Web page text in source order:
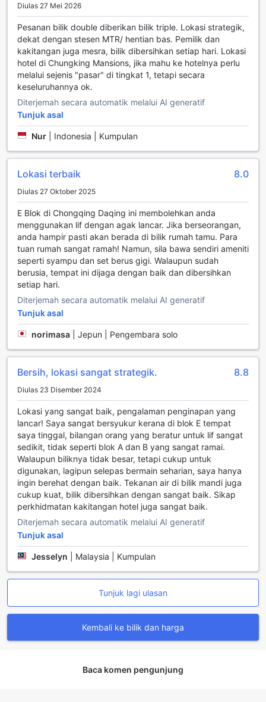
Unique Hostel di Hong Kong menawarkan pelbagai
kemudahan pengangkutan yang direka untuk memastikan
pengalaman penginapan anda selesa dan tanpa tekanan.
Salah satu ciri utama adalah perkhidmatan pemindahan
lapangan terbang yang memudahkan anda untuk tiba dan
berlepas tanpa sebarang kesulitan. Dengan pilihan untuk
menempah pemindahan secara langsung dari hostel, anda
dapat menikmati perjalanan yang lancar dari dan ke
lapangan terbang, menjadikan perjalanan anda lebih
mudah dan menyenangkan.
Selain itu, Unique Hostel turut menyediakan perkhidmatan
menarik di sekitar Hong Kong. Bagi mereka yang
memandu, terdapat juga tempat letak kereta yang
kereta percuma atau dengan caj yang dikenakan. Hostel ini
aktiviti dan lawatan, membolehkan anda merancang
pengembaraan anda dengan lebih baik. Dengan semua
kemudahan pengangkutan ini, Unique Hostel memastikan
anda dapat menikmati setiap detik di Hong Kong tanpa
sebarang kebimbangan.
Kemudahan Bilik di Unique Hostel
Di Unique Hostel, setiap bilik direka untuk memberikan
keselesaan dan kemudahan yang diperlukan oleh para
pengembara. Dengan sistem penghawa dingin yang
canggih, anda boleh menikmati suasana yang sejuk dan
Kong. Bilangan kemudahan lain seperti pengering rambut,
peti sejuk, dan air botol percuma memastikan anda
Kelengkapan bilik juga termasuk barangan mandian
berkualiti tinggi dan linen yang bersih, serta tuala yang
lembut dan menyegarkan. Untuk menambah suasana yang
lebih intim, beberapa bilik dilengkapi dengan perapian
yang memberikan sentuhan kehangatan dan keselesaan.
Unique Hostel bukan sahaja menawarkan tempat
penginapan, tetapi juga pengalaman yang tidak dapat
dilupakan dengan kemudahan yang memenuhi segala
keperluan anda.
Kemudahan Makan di Unique Hostel
Unique Hostel di Hong Kong menawarkan pelbagai
kemudahan makan yang direka untuk memenuhi citarasa
semua pengunjung. Dengan layanan bilik 24 jam, anda
boleh menikmati hidangan kegemaran anda pada bila-bila
masa tanpa perlu meninggalkan keselesaan bilik. Bagi
kopi, kafe yang mesra pengunjung di dalam hostel
menyediakan pelbagai pilihan minuman dan makanan
ideal untuk menikmati hidangan yang lazat. Dengan pilihan
Diulas 27 Mei 2026
Pesanan bilik double diberikan bilik triple. Lokasi strategik,
dekat dengan stesen MTR/ hentian bas. Pemilik dan
kakitangan juga mesra, bilik dibersihkan setiap hari. Lokasi
hotel di Chungking Mansions, jika mahu ke hotelnya perlu
melalui sejenis "pasar" di tingkat 1, tetapi secara
keseluruhannya ok.
Diterjemah secara automatik melalui AI generatif
Tunjuk asal
Nur Indonesia | Kumpulan
Lokasi terbaik 8.0
Diulas 27 Oktober 2025
E Blok di Chongqing Daqing ini membolehkan anda
menggunakan lif dengan agak lancar. Jika berseorangan,
anda hampir pasti akan berada di bilik rumah tamu. Para
tuan rumah sangat ramah! Namun, sila bawa sendiri ameniti
seperti syampu dan set berus gigi. Walaupun sudah
berusia, tempat ini dijaga dengan baik dan dibersihkan
setiap hari.
Diterjemah secara automatik melalui AI generatif
Tunjuk asal
norimasa Jepun | Pengembara solo
Bersih, lokasi sangat strategik. 8.8
Diulas 23 Disember 2024
Lokasi yang sangat baik, pengalaman penginapan yang
lancar! Saya sangat bersyukur kerana di blok E tempat
saya tinggal, bilangan orang yang beratur untuk lif sangat
sedikit, tidak seperti blok A dan B yang sangat ramai.
Walaupun biliknya tidak besar, tetapi cukup untuk
digunakan, lagipun selepas bermain seharian, saya hanya
ingin berehat dengan baik. Tekanan air di bilik mandi juga
cukup kuat, bilik dibersihkan dengan sangat baik. Sikap
perkhidmatan kakitangan hotel juga sangat baik.
Diterjemah secara automatik melalui AI generatif
Tunjuk asal
Jesselyn Malaysia | Kumpulan
Tunjuk lagi ulasan
Kembali ke bilik dan harga
Baca komen pengunjung